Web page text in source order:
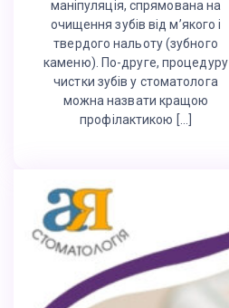
маніпуляція, спрямована на
очищення зубів від м’якого і
твердого нальоту (зубного
каменю). По-друге, процедуру
чистки зубів у стоматолога
можна назвати кращою
профілактикою […]